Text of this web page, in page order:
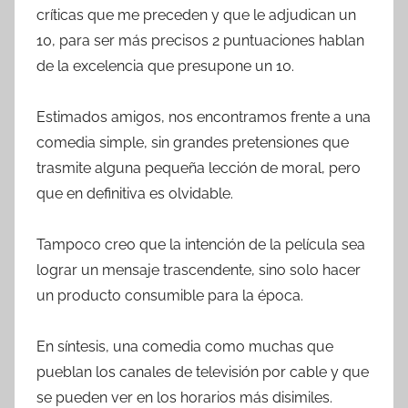
críticas que me preceden y que le adjudican un
10, para ser más precisos 2 puntuaciones hablan
de la excelencia que presupone un 10.
Estimados amigos, nos encontramos frente a una
comedia simple, sin grandes pretensiones que
trasmite alguna pequeña lección de moral, pero
que en definitiva es olvidable.
Tampoco creo que la intención de la película sea
lograr un mensaje trascendente, sino solo hacer
un producto consumible para la época.
En síntesis, una comedia como muchas que
pueblan los canales de televisión por cable y que
se pueden ver en los horarios más disimiles.